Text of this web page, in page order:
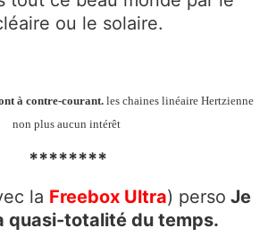
ou le solaire.
à contre-courant.les chaines linéaire Hertzienne
non plus aucun intérêt
********
la Freebox Ultra) perso Je
quasi-totalité du temps.